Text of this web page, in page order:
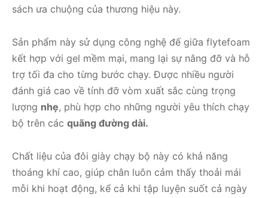
sách ưa chuộng của thương hiệu này.
Sản phẩm này sử dụng công nghệ đế giữa flytefoam
kết hợp với gel mềm mại, mang lại sự nâng đỡ và hỗ
trợ tối đa cho từng bước chạy. Được nhiều người
đánh giá cao về tính đỡ vòm xuất sắc cùng trọng
lượng nhẹ, phù hợp cho những người yêu thích chạy
bộ trên các quãng đường dài.
Chất liệu của đôi giày chạy bộ này có khả năng
thoáng khí cao, giúp chân luôn cảm thấy thoải mái
mỗi khi hoạt động, kể cả khi tập luyện suốt cả ngày